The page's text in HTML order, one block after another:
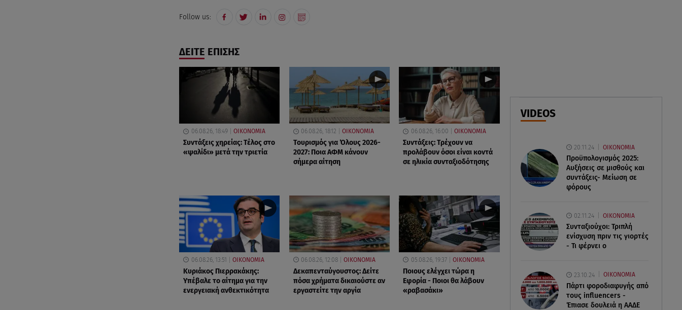
Συντάξεις: Τρέχουν να
VIDEOS
20.11.24 ΟΙΚΟΝΟΜΙΑ
Προϋπολογισμός 2025:
Αυξήσεις σε μισθούς και
συντάξεις- Μείωση σε
φόρους
02.11.24 ΟΙΚΟΝΟΜΙΑ
Συνταξιούχοι: Τριπλή
ενίσχυση πριν τις γιορτές
- Τι φέρνει ο
23.10.24 ΟΙΚΟΝΟΜΙΑ
Πάρτι φοροδιαφυγής από
τους influencers -
Έπιασε δουλειά η ΑΑΔΕ
Follow us:
ΔΕΙΤΕ ΕΠΙΣΗΣ
06.08.26, 18:49 ΟΙΚΟΝΟΜΙΑ
Συντάξεις χηρείας: Τέλος στο
«ψαλίδι» μετά την τριετία
06.08.26, 18:12 ΟΙΚΟΝΟΜΙΑ
Τουρισμός για Όλους 2026-
2027: Ποια ΑΦΜ κάνουν
σήμερα αίτηση
06.08.26, 16:00 ΟΙΚΟΝΟΜΙΑ
Συντάξεις: Τρέχουν να
προλάβουν όσοι είναι κοντά
σε ηλικία συνταξιοδότησης
06.08.26, 13:51 ΟΙΚΟΝΟΜΙΑ
Κυριάκος Πιερρακάκης:
Υπέβαλε το αίτημα για την
ενεργειακή ανθεκτικότητα
06.08.26, 12:08 ΟΙΚΟΝΟΜΙΑ
Δεκαπενταύγουστος: Δείτε
πόσα χρήματα δικαιούστε αν
εργαστείτε την αργία
05.08.26, 19:37 ΟΙΚΟΝΟΜΙΑ
Ποιους ελέγχει τώρα η
Εφορία - Ποιοι θα λάβουν
«ραβασάκι»